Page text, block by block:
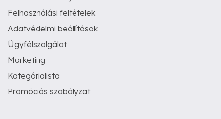
Felhasználási feltételek
Adatvédelmi beállítások
Ügyfélszolgálat
Marketing
Kategórialista
Promóciós szabályzat